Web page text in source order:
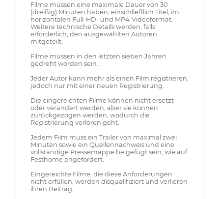
Filme müssen eine maximale Dauer von 30
(dreißig) Minuten haben, einschließlich Titel, im
horizontalen Full-HD- und MP4-Videoformat.
Weitere technische Details werden, falls
erforderlich, den ausgewählten Autoren
mitgeteilt.
Filme müssen in den letzten sieben Jahren
gedreht worden sein.
Jeder Autor kann mehr als einen Film registrieren,
jedoch nur mit einer neuen Registrierung.
Die eingereichten Filme können nicht ersetzt
oder verändert werden, aber sie können
zurückgezogen werden, wodurch die
Registrierung verloren geht.
Jedem Film muss ein Trailer von maximal zwei
Minuten sowie ein Quellennachweis und eine
vollständige Pressemappe beigefügt sein, wie auf
Festhome angefordert.
Eingereichte Filme, die diese Anforderungen
nicht erfüllen, werden disqualifiziert und verlieren
ihren Beitrag.